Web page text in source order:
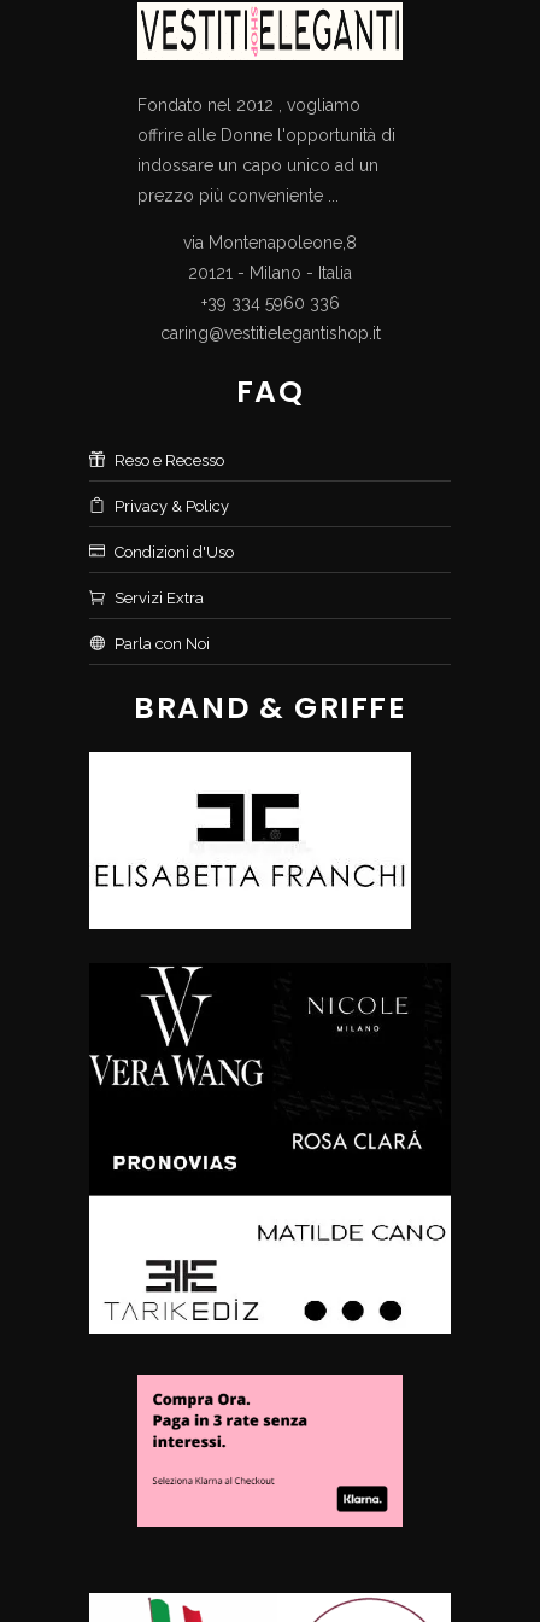
Fondato nel 2012 , vogliamo
offrire alle Donne l'opportunità di
indossare un capo unico ad un
prezzo più conveniente ...
via Montenapoleone,8
20121 - Milano - Italia
+39 334 5960 336
caring@vestitielegantishop.it
FAQ
Reso e Recesso
Privacy & Policy
Condizioni d'Uso
Servizi Extra
Parla con Noi
BRAND & GRIFFE